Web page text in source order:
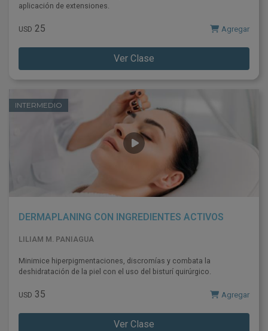
aplicación de extensiones.
USD 25 Agregar
Ver Clase
INTERMEDIO
DERMAPLANING CON INGREDIENTES ACTIVOS
LILIAM M. PANIAGUA
Minimice hiperpigmentaciones, discromías y combata la
deshidratación de la piel con el uso del bisturí quirúrgico.
USD 35 Agregar
Ver Clase